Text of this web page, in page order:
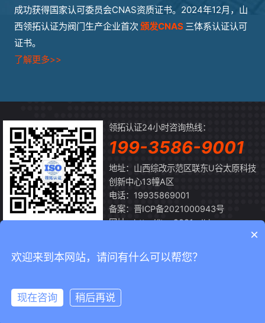
成功获得国家认可委员会CNAS资质证书。2024年12月，山
西领拓认证为阀门生产企业首次 颁发CNAS 三体系认证认可
证书。
了解更多>>
领拓认证24小时咨询热线：
199-3586-9001
地址：山西综改示范区联东U谷太原科技
创新中心13幢A区
电话：19935869001
备案：晋ICP备2021000943号
网址：http://ltrz.9001sdkj.com
×
欢迎来到本网站，请问有什么可以帮您？
现在咨询 稍后再说